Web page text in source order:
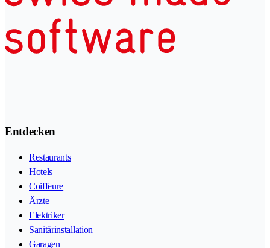
Entdecken
Restaurants
Hotels
Coiffeure
Ärzte
Elektriker
Sanitärinstallation
Garagen